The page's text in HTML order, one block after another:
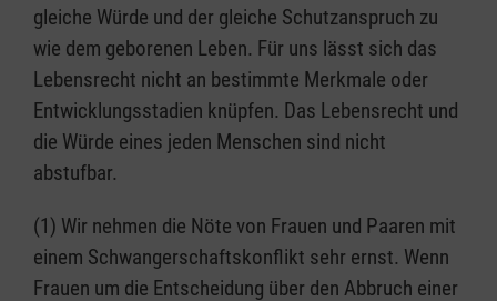
gleiche Würde und der gleiche Schutzanspruch zu
wie dem geborenen Leben. Für uns lässt sich das
Lebensrecht nicht an bestimmte Merkmale oder
Entwicklungsstadien knüpfen. Das Lebensrecht und
die Würde eines jeden Menschen sind nicht
abstufbar.
(1) Wir nehmen die Nöte von Frauen und Paaren mit
einem Schwangerschaftskonflikt sehr ernst. Wenn
Frauen um die Entscheidung über den Abbruch einer